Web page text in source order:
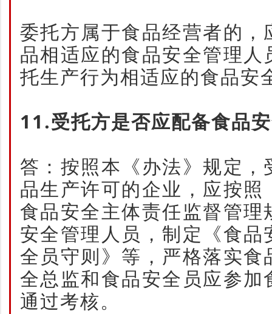
委托方属于食品经营者的
品相适应的食品安全管理
托生产行为相适应的食品安
11.受托方是否应配备食品
答：按照本《办法》规定
品生产许可的企业，应按
食品安全主体责任监督管
安全管理人员，制定《食
全员守则》等，严格落实
全总监和食品安全员应参
通过考核。